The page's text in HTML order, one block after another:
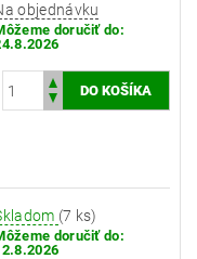
objednávku
doručiť do:
(7 ks)
doručiť do: